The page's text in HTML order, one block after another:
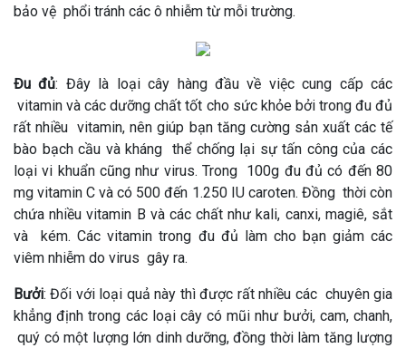
bảo vệ phổi tránh các ô nhiễm từ mỗi trường.
Đu đủ: Đây là loại cây hàng đầu về việc cung cấp các
vitamin và các dưỡng chất tốt cho sức khỏe bởi trong đu đủ
rất nhiều vitamin, nên giúp bạn tăng cường sản xuất các tế
bào bạch cầu và kháng thể chống lại sự tấn công của các
loại vi khuẩn cũng như virus. Trong 100g đu đủ có đến 80
mg vitamin C và có 500 đến 1.250 IU caroten. Đồng thời còn
chứa nhiều vitamin B và các chất như kali, canxi, magiê, sắt
và kém. Các vitamin trong đu đủ làm cho bạn giảm các
viêm nhiễm do virus gây ra.
Bưởi: Đối với loại quả này thì được rất nhiều các chuyên gia
khẳng định trong các loại cây có mũi như bưởi, cam, chanh,
quý có một lượng lớn dinh dưỡng, đồng thời làm tăng lượng